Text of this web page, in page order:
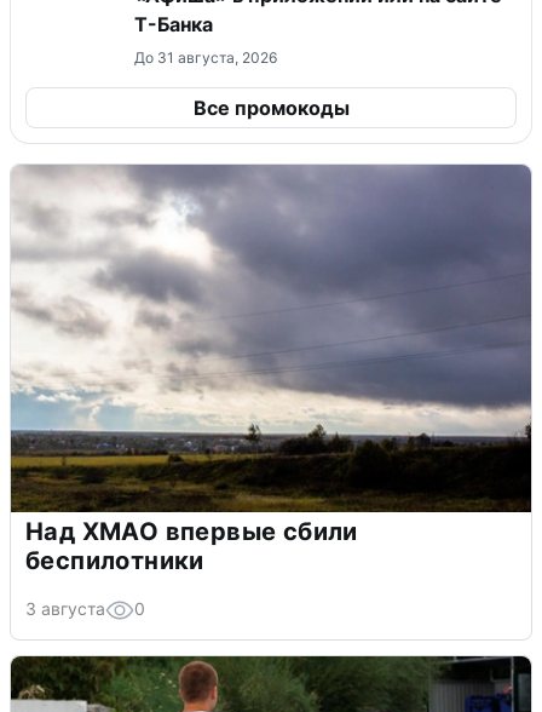
Т-Банка
До 31 августа, 2026
Все промокоды
Над ХМАО впервые сбили
беспилотники
3 августа 0